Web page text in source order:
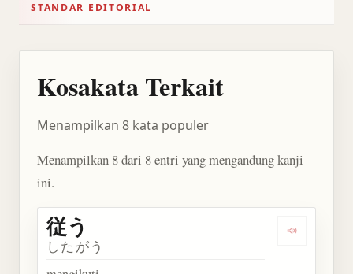
STANDAR EDITORIAL
Kosakata Terkait
Menampilkan 8 kata populer
Menampilkan 8 dari 8 entri yang mengandung kanji
ini.
Dengarkan
従う
したがう